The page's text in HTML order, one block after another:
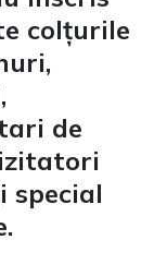
colțurile
de
special